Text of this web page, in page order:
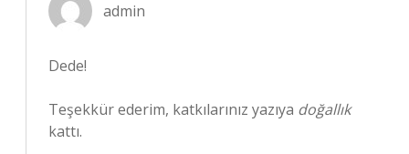
admin
Dede!
Teşekkür ederim, katkılarınız yazıya doğallık
kattı.